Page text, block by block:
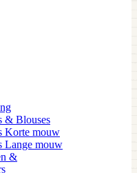
& Blouses
Korte mouw
Lange mouw
&